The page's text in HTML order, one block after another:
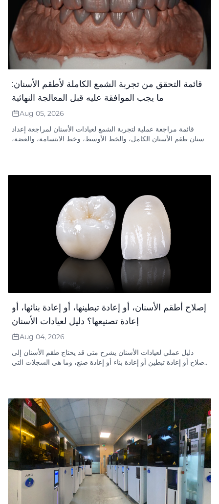
قائمة التحقق من تجربة الشمع الكاملة لأطقم الأسنان:
ما يجب الموافقة عليه قبل المعالجة النهائية
Aug 05, 2026
قائمة مراجعة عملية لتجربة الشمع لعيادات الأسنان لمراجعة إعداد
أسنان طقم الأسنان الكامل، والخط الأوسط، وخط الابتسامة، والعضة،
إصلاح أطقم الأسنان، أو إعادة تبطينها، أو إعادة بنائها، أو
إعادة تصنيعها؟ دليل لعيادات الأسنان
Aug 04, 2026
دليل عملي لعيادات الأسنان يشرح متى قد يحتاج طقم الأسنان إلى
إصلاح أو إعادة تبطين أو إعادة بناء أو إعادة صنع، وما هي السجلات التي